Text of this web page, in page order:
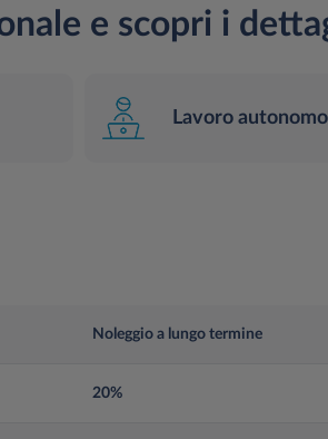
e scopri i
Lavoro autonomo
Noleggio a lungo termine
20%